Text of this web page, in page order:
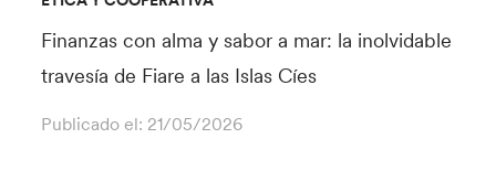
Finanzas con alma y sabor a mar: la inolvidable
travesía de Fiare a las Islas Cíes
Publicado el: 21/05/2026